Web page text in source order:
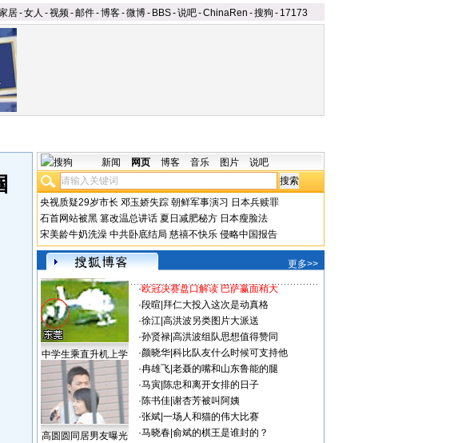
居-女人 -视频-邮件-博客-微博- BBS-说吧-ChinaRen -搜狗 - 17173
新闻 网页 博客 音乐 图片 说吧
央视质疑29岁市长 邓玉娇失踪 朝鲜军事演习 日本兵赎罪
石首网站被黑 篡改温总讲话 夏日减肥秘方 日本瘦脸法
宋美龄牛奶洗澡 中共卧底结局 慈禧不快乐 侵略中国报告
更多>>
中学生乘直升机上学
高圆圆同居男友曝光
·欧冠决赛盘口解读 巴萨赢面稍大
·段暄 拜仁大投入这次是动真格
·徐江| 高洪波另类图片大派送
·孙贤禄| 高洪波组队思想值得赞同
·颜晓华| 科比队友什么时候可支持他
·冉雄飞| 老聂的嘴和山东鲁能的腿
·马寅| 陈忠和离开女排的日子
·陈书佳| 谢杏芳被叫阿姨
·张斌| 一场人和猫的伟大比赛
·马晓春| 俞斌的棋王是谁封的？